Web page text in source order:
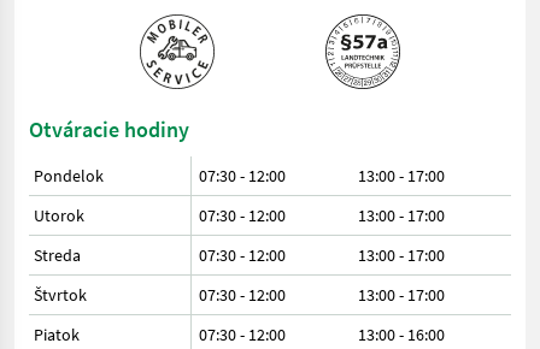
Otváracie hodiny
Pondelok 07:30 - 12:00
13:00 - 17:00
Utorok
07:30 - 12:00
13:00 - 17:00
Streda
07:30 - 12:00
13:00 - 17:00
Štvrtok
07:30 - 12:00
13:00 - 17:00
Piatok
07:30 - 12:00 13:00 - 16:00